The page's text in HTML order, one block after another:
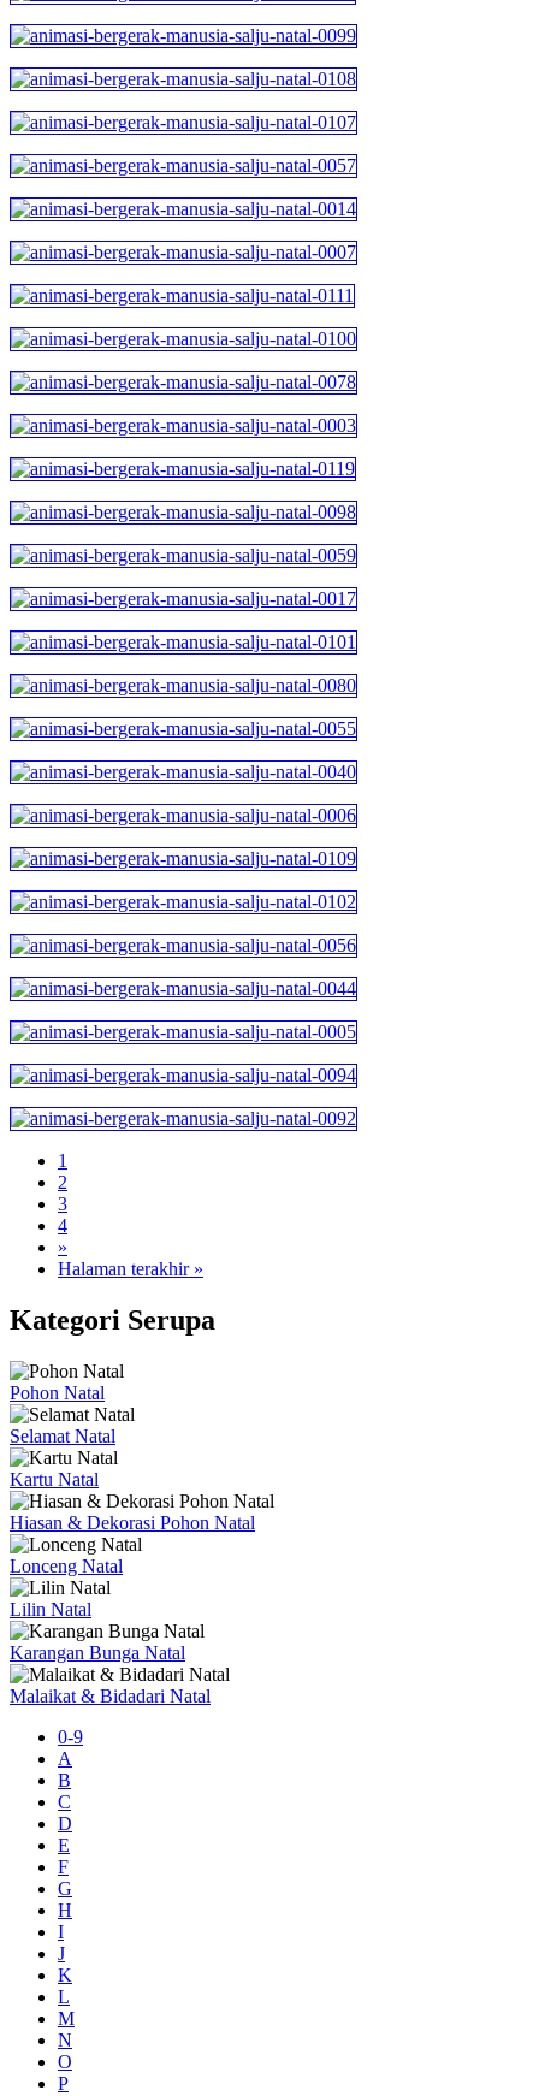
1
2
3
4
»
Halaman terakhir »
Kategori Serupa
Pohon Natal
Selamat Natal
Kartu Natal
Hiasan & Dekorasi Pohon Natal
Lonceng Natal
Lilin Natal
Karangan Bunga Natal
Malaikat & Bidadari Natal
0-9
A
B
C
D
E
F
G
H
I
J
K
L
M
N
O
P